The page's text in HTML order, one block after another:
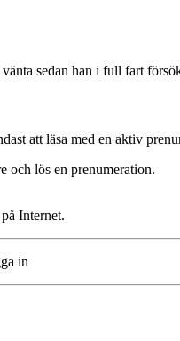
sedan han i full fart
att läsa med en aktiv
och lös en prenumeration.
Internet.
in